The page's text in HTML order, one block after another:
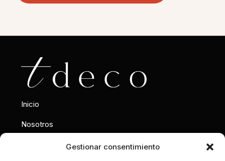
Gestionar consentimiento
Inicio
Nosotros